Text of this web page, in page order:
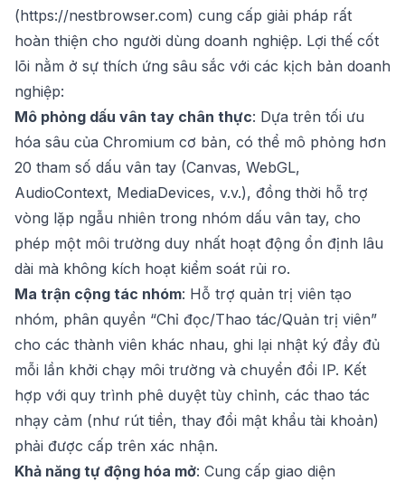
(https://nestbrowser.com) cung cấp giải pháp rất
hoàn thiện cho người dùng doanh nghiệp. Lợi thế cốt
lõi nằm ở sự thích ứng sâu sắc với các kịch bản doanh
nghiệp:
Mô phỏng dấu vân tay chân thực: Dựa trên tối ưu
hóa sâu của Chromium cơ bản, có thể mô phỏng hơn
20 tham số dấu vân tay (Canvas, WebGL,
AudioContext, MediaDevices, v.v.), đồng thời hỗ trợ
vòng lặp ngẫu nhiên trong nhóm dấu vân tay, cho
phép một môi trường duy nhất hoạt động ổn định lâu
dài mà không kích hoạt kiểm soát rủi ro.
Ma trận cộng tác nhóm: Hỗ trợ quản trị viên tạo
nhóm, phân quyền “Chỉ đọc/Thao tác/Quản trị viên”
cho các thành viên khác nhau, ghi lại nhật ký đầy đủ
mỗi lần khởi chạy môi trường và chuyển đổi IP. Kết
hợp với quy trình phê duyệt tùy chỉnh, các thao tác
nhạy cảm (như rút tiền, thay đổi mật khẩu tài khoản)
phải được cấp trên xác nhận.
Khả năng tự động hóa mở: Cung cấp giao diện